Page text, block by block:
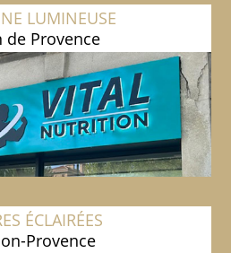
LUMINEUSE
de Provence
ÉCLAIRÉES
Provence